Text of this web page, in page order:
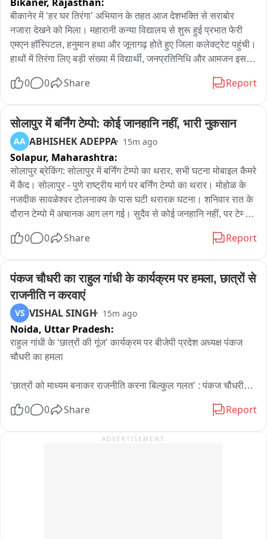
बीकानेर में ‘हर घर तिरंगा’ अभियान के तहत आज देशभक्ति से सराबोर
नजारा देखने को मिला। महारानी कन्या विद्यालय से शुरू हुई प्रभात फेरी
एमएन हॉस्पिटल, हनुमान हथा और जूनागढ़ होते हुए जिला कलेक्ट्रेट पहुंची।
हाथों में तिरंगा लिए बड़ी संख्या में विद्यार्थी, जनप्रतिनिधि और आमजन इस
में रंगा नजर आया। जगह-जगह लोगों ने तिरंगा यात्रा का उत्साह के साथ
माता के जयकारों के साथ माहौल देशभक्तिमय बना रहा। कार्यक्रम में जिला
कलेक्टर निशान्त जैन, निगम एवं बीडीए आयुक्त सिद्धार्थ पलानीचामी और
जिला परिषद सीईओ शैलजा पांडे मौजूद रहे। वहीं भाजपा जिला अध्यक्ष सुमन
छाजेड़, चम्पालाल गैदर, अशोक प्रजापत, सत्यप्रकाश आचार्य सहित कई
नेता और जनप्रतिनिधि भी यात्रा में शामिल हुए। ‘हर घर तिरंगा’ अभियान के
तहत 9 से 17 अगस्त तक बीकानेर जिले में विभिन्न राष्ट्रभक्ति और
जनभागीदारी कार्यक्रम आयोजित किए जाएंगे। अभियान का उद्देश्य
स्वतंत्रता दिवस के अवसर पर आमजन में राष्ट्रप्रेम और तिरंगे के प्रति
सम्मान की भावना को और मजबूत करना है।
0 0 Share Report
सोलापुर में बर्निंग टेम्पो: कोई जानहानि नहीं, भारी नुकसान
AA ABHISHEK ADEPPA 15m ago
Solapur, Maharashtra:
सोलापुर ब्रेकिंग: सोलापुर में बर्निंग टेम्पो का थरार, सभी घटना मोबाइल कैमरे
में कैद। सोलापुर - पुणे राष्ट्रीय मार्ग पर बर्निंग टेम्पो का थरार। मोहोळ के
नजदीक सावळेश्वर टोलनाक्य के पास घटी थरारक घटना। शनिवार रात के
दौरान टेम्पो में अचानक आग लग गई। सुदैव से कोई जनहानि नहीं, पर टेम्पो
0 0 Share Report
पंकज चौधरी का राहुल गांधी के कार्यक्रम पर हमला, छात्रों से
राजनीति न करवाएं
VS VISHAL SINGH 15m ago
Noida, Uttar Pradesh:
राहुल गांधी के ‘छात्रों की गूंज’ कार्यक्रम पर बीजेपी प्रदेश अध्यक्ष पंकज
चौधरी का हमला
‘छात्रों को माध्यम बनाकर राजनीति करना बिल्कुल गलत’ : पंकज चौधरी
युवा हमारे देश का भविष्य हैं, उन्हें राजनीति का माध्यम नहीं बनाना चाहिए :
0 0 Share Report
ADVERTISEMENT